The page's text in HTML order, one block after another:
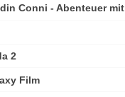
Conni - Abenteuer
2
Film